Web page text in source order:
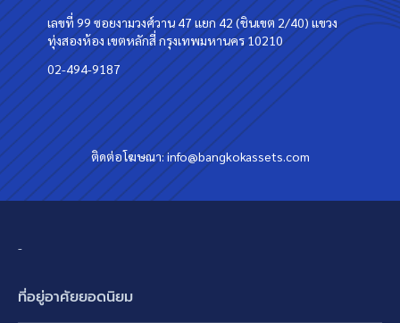
เลขที่ 99 ซอยงามวงศ์วาน 47 แยก 42 (ชินเขต 2/40) แขวง
ทุ่งสองห้อง เขตหลักสี่ กรุงเทพมหานคร 10210
02-494-9187
ติดต่อโฆษณา:info@bangkokassets.com
-
ที่อยู่อาศัยยอดนิยม